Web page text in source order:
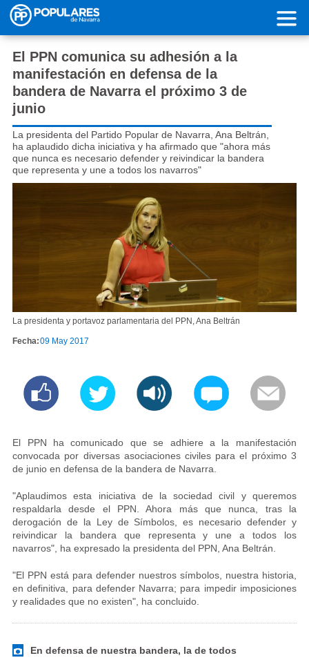
Pasar al contenido principal
El PPN comunica su adhesión a la
manifestación en defensa de la
bandera de Navarra el próximo 3 de
junio
La presidenta del Partido Popular de Navarra, Ana Beltrán,
ha aplaudido dicha iniciativa y ha afirmado que "ahora más
que nunca es necesario defender y reivindicar la bandera
que representa y une a todos los navarros"
La presidenta y portavoz parlamentaria del PPN, Ana Beltrán
Fecha:09 May 2017
El PPN ha comunicado que se adhiere a la manifestación
convocada por diversas asociaciones civiles para el próximo 3
de junio en defensa de la bandera de Navarra.
"Aplaudimos esta iniciativa de la sociedad civil y queremos
respaldarla desde el PPN. Ahora más que nunca, tras la
derogación de la Ley de Símbolos, es necesario defender y
reivindicar la bandera que representa y une a todos los
navarros", ha expresado la presidenta del PPN, Ana Beltrán.
"El PPN está para defender nuestros símbolos, nuestra historia,
en definitiva, para defender Navarra; para impedir imposiciones
y realidades que no existen", ha concluido.
En defensa de nuestra bandera, la de todos